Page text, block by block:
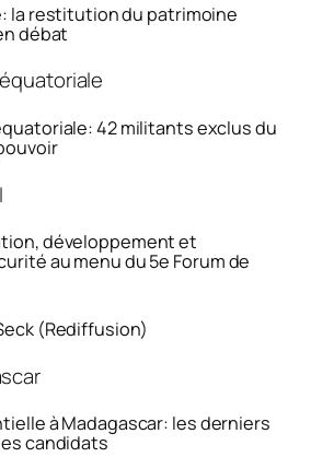
la restitution du patrimoine
débat
42 militants exclus du
développement et
au menu du 5e Forum de
(Rediffusion)
à Madagascar: les derniers
candidats